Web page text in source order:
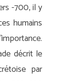
-700, il y
humains
décrit le
par